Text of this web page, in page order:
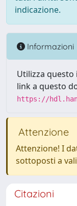
indicazione.
Informazioni
Utilizza
link a questo
https://
Attenzione
Attenzione! I
sottoposti a
Citazioni